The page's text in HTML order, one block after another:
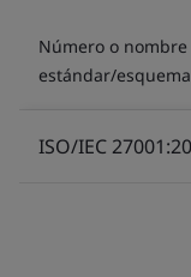
Número o nombre
estándar/esquema
ISO/IEC